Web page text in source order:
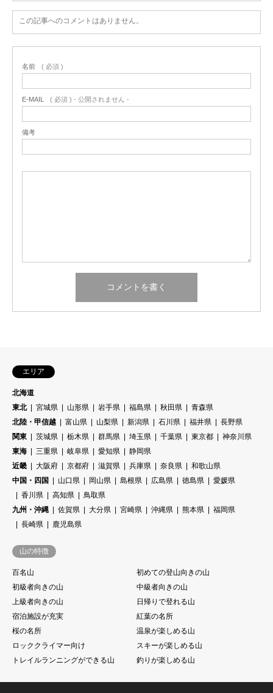
この記事へのコメントはありません。
名前 ( 必須 )
E-MAIL ( 必須 ) - 公開されません -
備考
エリア
北海道
東北
宮城県 山形県 岩手県 福島県 秋田県
青森県
北陸・甲信越
富山県 山梨県 新潟県 石川県 福井県
長野県
関東
茨城県 栃木県 群馬県 埼玉県 千葉県 東京都
神奈川県
東海
三重県 岐阜県 愛知県
静岡県
近畿
大阪府 京都府 滋賀県 兵庫県 奈良県
和歌山県
中国・四国
山口県 岡山県 島根県 広島県 徳島県
愛媛県
香川県
高知県
鳥取県
九州・沖縄
佐賀県 大分県 宮崎県 沖縄県 熊本県
福岡県
長崎県
鹿児島県
山の特徴
百名山
初めての登山向きの山
初級者向きの山
中級者向きの山
上級者向きの山
日帰りで登れる山
宿泊施設が充実
紅葉の名所
桜の名所
温泉が楽しめる山
ロッククライマー向け
スキーが楽しめる山
トレイルランニングができる山
釣りが楽しめる山